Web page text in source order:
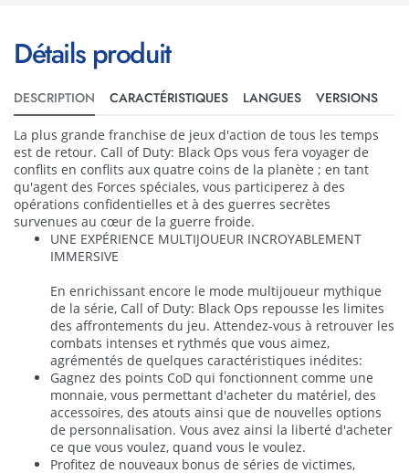
Détails produit
DESCRIPTION CARACTÉRISTIQUES LANGUES VERSIONS
La plus grande franchise de jeux d'action de tous les temps
est de retour. Call of Duty: Black Ops vous fera voyager de
conflits en conflits aux quatre coins de la planète ; en tant
qu'agent des Forces spéciales, vous participerez à des
opérations confidentielles et à des guerres secrètes
survenues au cœur de la guerre froide.
UNE EXPÉRIENCE MULTIJOUEUR INCROYABLEMENT
IMMERSIVE
En enrichissant encore le mode multijoueur mythique
de la série, Call of Duty: Black Ops repousse les limites
des affrontements du jeu. Attendez-vous à retrouver les
combats intenses et rythmés que vous aimez,
agrémentés de quelques caractéristiques inédites:
Gagnez des points CoD qui fonctionnent comme une
monnaie, vous permettant d'acheter du matériel, des
accessoires, des atouts ainsi que de nouvelles options
de personnalisation. Vous avez ainsi la liberté d'acheter
ce que vous voulez, quand vous le voulez.
Profitez de nouveaux bonus de séries de victimes,